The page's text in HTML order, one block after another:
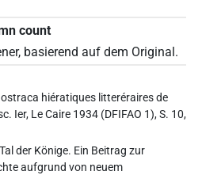
count
basierend auf dem Original.
hiératiques litteréraires de
Ier, Le Caire 1934 (DFIFAO 1), S. 10,
der Könige. Ein Beitrag zur
aufgrund von neuem